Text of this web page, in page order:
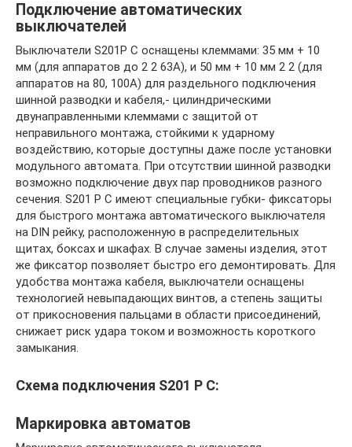
Подключение автоматических
выключателей
Выключатели S201P С оснащены клеммами: 35 мм + 10
мм (для аппаратов до 2 2 63А), и 50 мм + 10 мм 2 2 (для
аппаратов на 80, 100А) для раздельного подключения
шинной разводки и кабеля,- цилиндрическими
двунаправленными клеммами с защитой от
неправильного монтажа, стойкими к ударному
воздействию, которые доступны даже после установки
модульного автомата. При отсутствии шинной разводки
возможно подключение двух пар проводников разного
сечения. S201 P С имеют специальные губки- фиксаторы
для быстрого монтажа автоматического выключателя
на DIN рейку, расположенную в распределительных
щитах, боксах и шкафах. В случае замены изделия, этот
же фиксатор позволяет быстро его демонтировать. Для
удобства монтажа кабеля, выключатели оснащены
технологией невыпадающих винтов, а степень защиты
от прикосновения пальцами в области присоединений,
снижает риск удара током и возможность короткого
замыкания.
Схема подключения S201 P С:
Маркировка автоматов